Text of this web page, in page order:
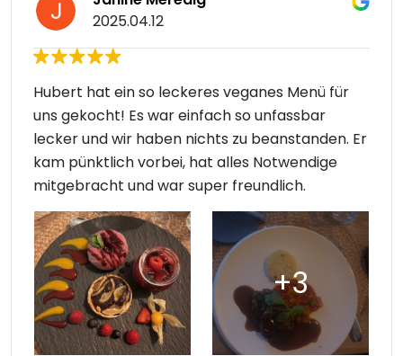
2025.04.12
Hubert hat ein so leckeres veganes Menü für
uns gekocht! Es war einfach so unfassbar
lecker und wir haben nichts zu beanstanden. Er
kam pünktlich vorbei, hat alles Notwendige
mitgebracht und war super freundlich.